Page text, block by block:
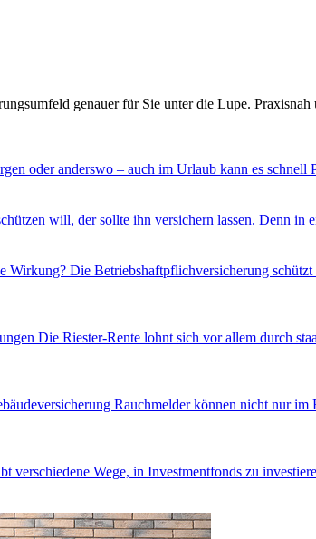
genauer für Sie unter die Lupe.
oder anderswo – auch im Urlaub kann es schnell
will, der sollte ihn versichern lassen. Denn
Wirkung? Die Betriebshaftpflichversicherung
Die Riester-Rente lohnt sich vor allem durch
Rauchmelder können nicht nur im
verschiedene Wege, in Investmentfonds zu